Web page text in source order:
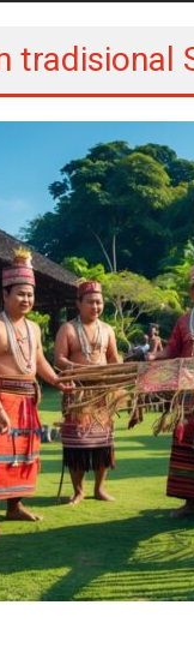
tradisional